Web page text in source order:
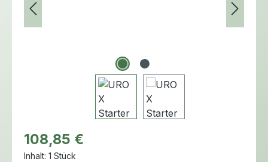
Regulärer Preis:
108,85 €
Inhalt: 1 Stück